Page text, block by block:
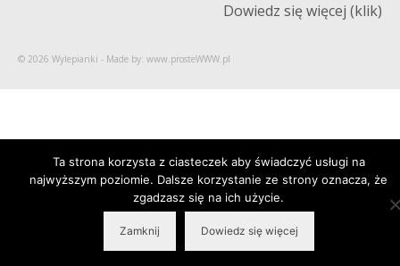
Dowiedz się więcej (klik)
© 2026 Wylepianki - Made by: www.prosteWWW.pl
Ta strona korzysta z ciasteczek aby świadczyć usługi na
najwyższym poziomie. Dalsze korzystanie ze strony oznacza, że
zgadzasz się na ich użycie.
Zamknij Dowiedz się więcej